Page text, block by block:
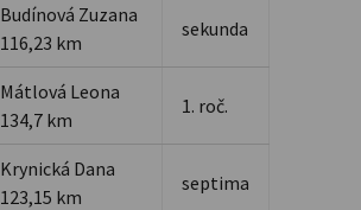
Budínová Zuzana
116,23 km
sekunda
Mátlová Leona
134,7 km
1. roč.
Krynická Dana
123,15 km
septima